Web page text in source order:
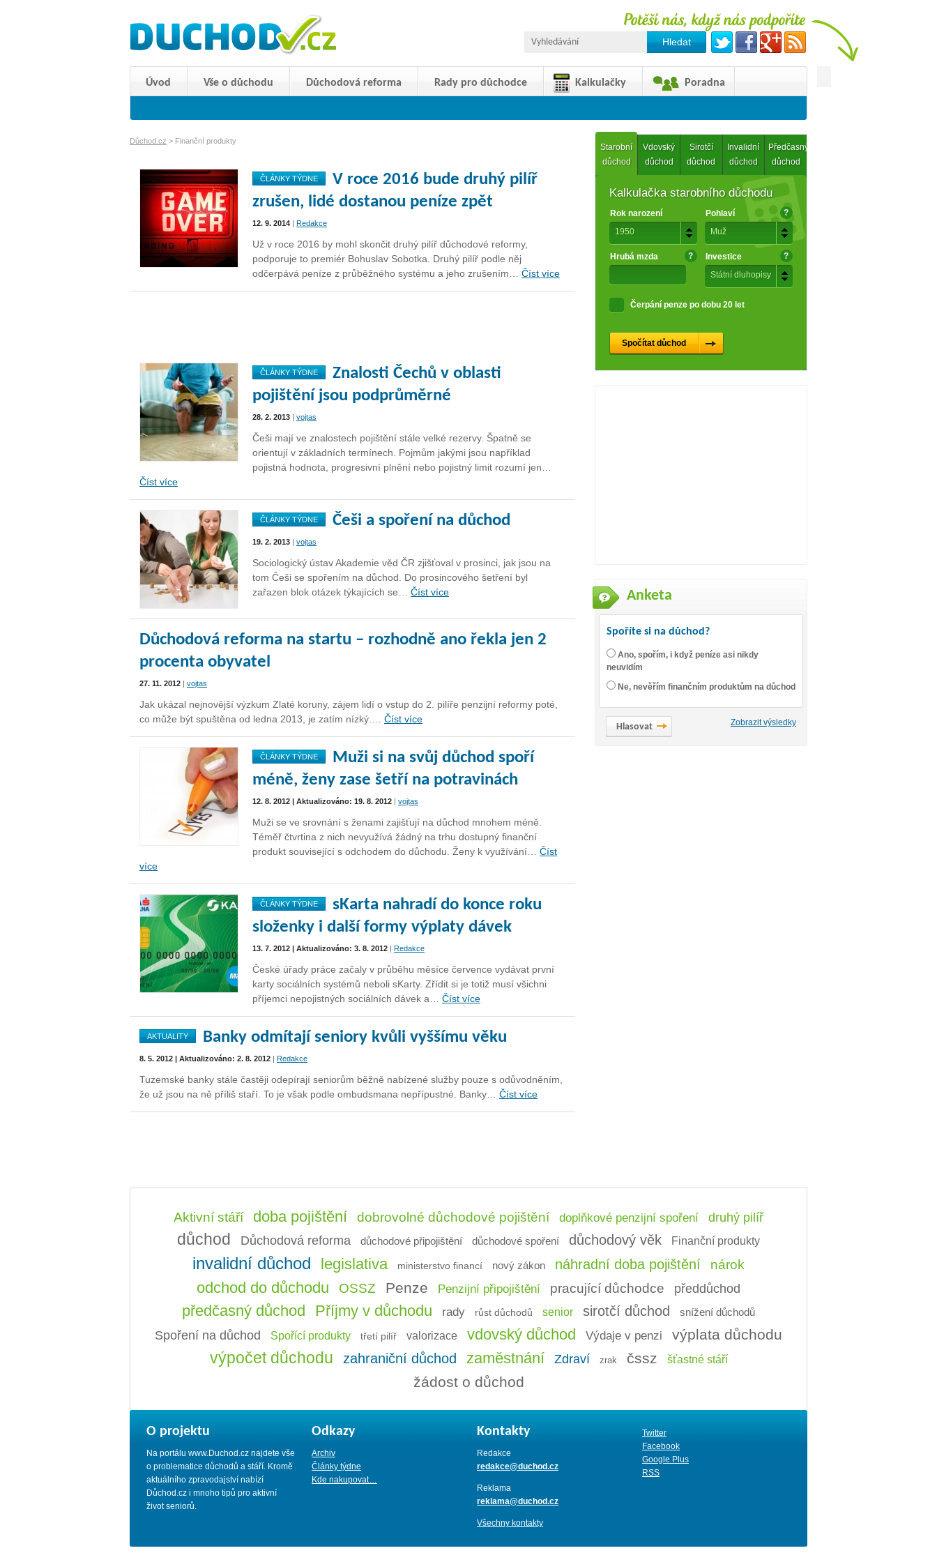
Úvod Vše o důchodu Důchodová reforma Rady pro důchodce Kalkulačky Poradna
Důchod.cz > Finanční produkty
ČLÁNKY TÝDNE
V roce 2016 bude druhý pilíř
zrušen, lidé dostanou peníze zpět
12. 9. 2014 | Redakce
Už v roce 2016 by mohl skončit druhý pilíř důchodové reformy,
podporuje to premiér Bohuslav Sobotka. Druhý pilíř podle něj
odčerpává peníze z průběžného systému a jeho zrušením… Číst více
ČLÁNKY TÝDNE
Znalosti Čechů v oblasti
pojištění jsou podprůměrné
28. 2. 2013 | vojtas
Češi mají ve znalostech pojištění stále velké rezervy. Špatně se
orientují v základních termínech. Pojmům jakými jsou například
pojistná hodnota, progresivní plnění nebo pojistný limit rozumí jen…
Číst více
ČLÁNKY TÝDNE Češi a spoření na důchod
19. 2. 2013 | vojtas
Sociologický ústav Akademie věd ČR zjišťoval v prosinci, jak jsou na
tom Češi se spořením na důchod. Do prosincového šetření byl
zařazen blok otázek týkajících se… Číst více
Důchodová reforma na startu – rozhodně ano řekla jen 2
procenta obyvatel
27. 11. 2012 | vojtas
Jak ukázal nejnovější výzkum Zlaté koruny, zájem lidí o vstup do 2. pilíře penzijní reformy poté,
co může být spuštěna od ledna 2013, je zatím nízký.… Číst více
ČLÁNKY TÝDNE
Muži si na svůj důchod spoří
méně, ženy zase šetří na potravinách
12. 8. 2012 | Aktualizováno: 19. 8. 2012 | vojtas
Muži se ve srovnání s ženami zajišťují na důchod mnohem méně.
Téměř čtvrtina z nich nevyužívá žádný na trhu dostupný finanční
produkt související s odchodem do důchodu. Ženy k využívání… Číst
více
ČLÁNKY TÝDNE
sKarta nahradí do konce roku
složenky i další formy výplaty dávek
13. 7. 2012 | Aktualizováno: 3. 8. 2012 | Redakce
České úřady práce začaly v průběhu měsíce července vydávat první
karty sociálních systémů neboli sKarty. Zřídit si je totiž musí všichni
příjemci nepojistných sociálních dávek a… Číst více
AKTUALITY Banky odmítají seniory kvůli vyššímu věku
8. 5. 2012 | Aktualizováno: 2. 8. 2012 | Redakce
Tuzemské banky stále častěji odepírají seniorům běžně nabízené služby pouze s odůvodněním,
že už jsou na ně příliš staří. To je však podle ombudsmana nepřípustné. Banky… Číst více
Starobní
důchod
Vdovský
důchod
Sirotčí
důchod
Invalidní
důchod
Předčasný
důchod
Kalkulačka starobního důchodu
Rok narození
1950
Pohlaví
Muž
?
Hrubá mzda ?
Investice
Státní dluhopisy
?
Čerpání penze po dobu 20 let
Anketa
Spoříte si na důchod?
Ano, spořím, i když peníze asi nikdy
neuvidím
Ne, nevěřím finančním produktům na důchod
Zobrazit výsledky
Aktivní stáří doba pojištění dobrovolné důchodové pojištění doplňkové penzijní spoření druhý pilíř
důchod Důchodová reforma důchodové připojištění důchodové spoření důchodový věk Finanční produkty
invalidní důchod legislativa ministerstvo financí nový zákon náhradní doba pojištění nárok
odchod do důchodu OSSZ Penze Penzijní připojištění pracující důchodce předdůchod
předčasný důchod Příjmy v důchodu rady růst důchodů senior sirotčí důchod snížení důchodů
Spoření na důchod Spořící produkty třetí pilíř valorizace vdovský důchod Výdaje v penzi výplata důchodu
výpočet důchodu zahraniční důchod zaměstnání Zdraví zrak čssz šťastné stáří
žádost o důchod
O projektu
Na portálu www.Duchod.cz najdete vše
o problematice důchodů a stáří. Kromě
aktuálního zpravodajství nabízí
Důchod.cz i mnoho tipů pro aktivní
život seniorů.
Odkazy
Archiv
Články týdne
Kde nakupovat…
Kontakty
Redakce
redakce@duchod.cz
Reklama
reklama@duchod.cz
Všechny kontakty
Twitter
Facebook
Google Plus
RSS